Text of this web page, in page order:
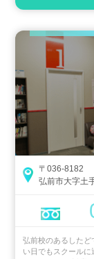
〒036-8182
弘前市大字土
弘前校のあるしたど
い日でもスクール